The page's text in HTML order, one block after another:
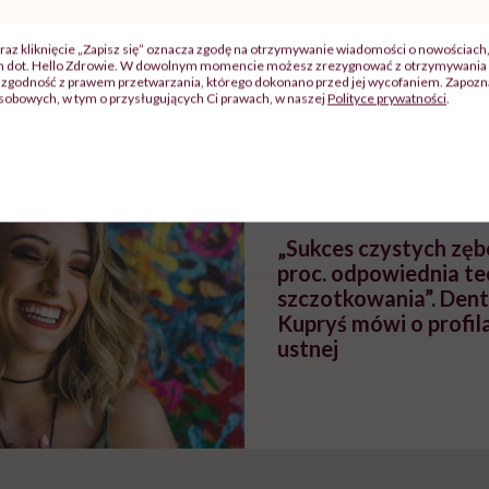
"Jestem w ciąży, co mi się
należy?". Headhunter o
zmianie pokoleniowej u
Wkrótce nowa
Instrukcja". Tym
atakach paniki.
warsztat
„Sukces czystych
proc. odpowiednia
szczotkowania”.
Kupryś mówi o
ustnej
kliknięcie „Zapisz się” oznacza zgodę na otrzymywanie wiadomości o
dot. Hello Zdrowie. W dowolnym momencie możesz zrezygnować z
zgodność z prawem przetwarzania, którego dokonano przed jej wycofaniem.
w tym o przysługujących Ci prawach, w naszejPolityce prywatności.